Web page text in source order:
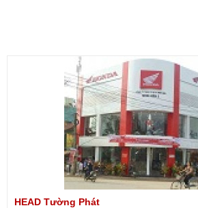
HEAD Tường Phát